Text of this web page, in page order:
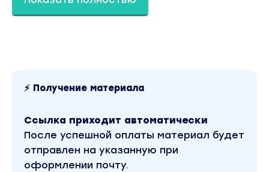
дает результат и усиливать это.
на небольших бюджета. Прокачка полок,
аукцион+АРК, ДРР, стратегии под цели - вот
это все.
⚡ Получение материала
Ссылка приходит автоматически
После успешной оплаты материал будет
отправлен на указанную при
оформлении почту.